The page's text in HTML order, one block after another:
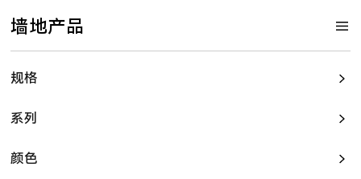
墙地产品
规格
系列
颜色